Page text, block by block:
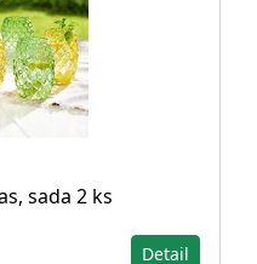
sada 2 ks
Detail